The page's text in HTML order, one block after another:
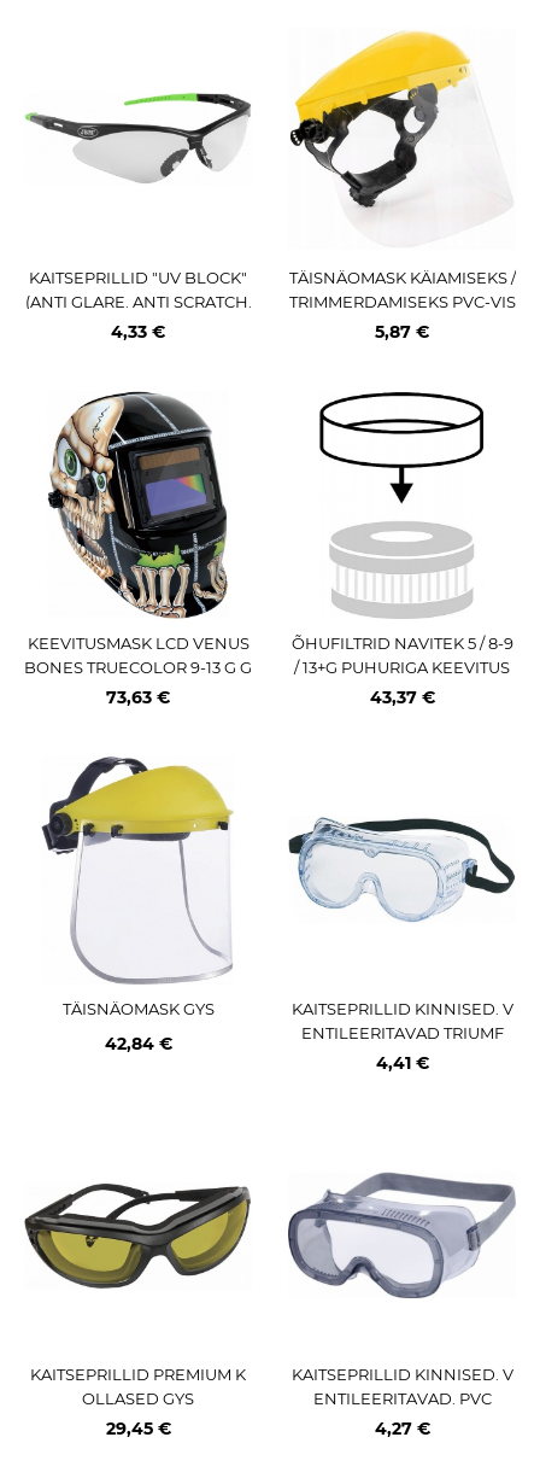
KAITSEPRILLID "UV BLOCK"
(ANTI GLARE. ANTI SCRATCH.
ANTIFOG) JBM
4,33 €
TÄISNÄOMASK KÄIAMISEKS /
TRIMMERDAMISEKS PVC-VIS
IIR GEKO
5,87 €
KEEVITUSMASK LCD VENUS
BONES TRUECOLOR 9-13 G G
YS
73,63 €
ÕHUFILTRID NAVITEK 5 / 8-9
/ 13+G PUHURIGA KEEVITUS
MASKILE 10TK
43,37 €
TÄISNÄOMASK GYS
42,84 €
KAITSEPRILLID KINNISED. V
ENTILEERITAVAD TRIUMF
4,41 €
KAITSEPRILLID PREMIUM K
OLLASED GYS
29,45 €
KAITSEPRILLID KINNISED. V
ENTILEERITAVAD. PVC
4,27 €